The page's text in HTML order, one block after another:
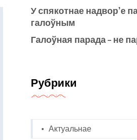
У спякотнае надвор’е
галоўным
Галоўная парада – не
Рубрики
Актуальнае